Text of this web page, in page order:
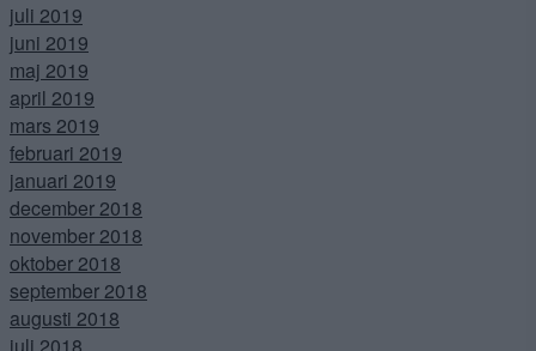
juli 2019
juni 2019
maj 2019
april 2019
mars 2019
februari 2019
januari 2019
december 2018
november 2018
oktober 2018
september 2018
augusti 2018
juli 2018